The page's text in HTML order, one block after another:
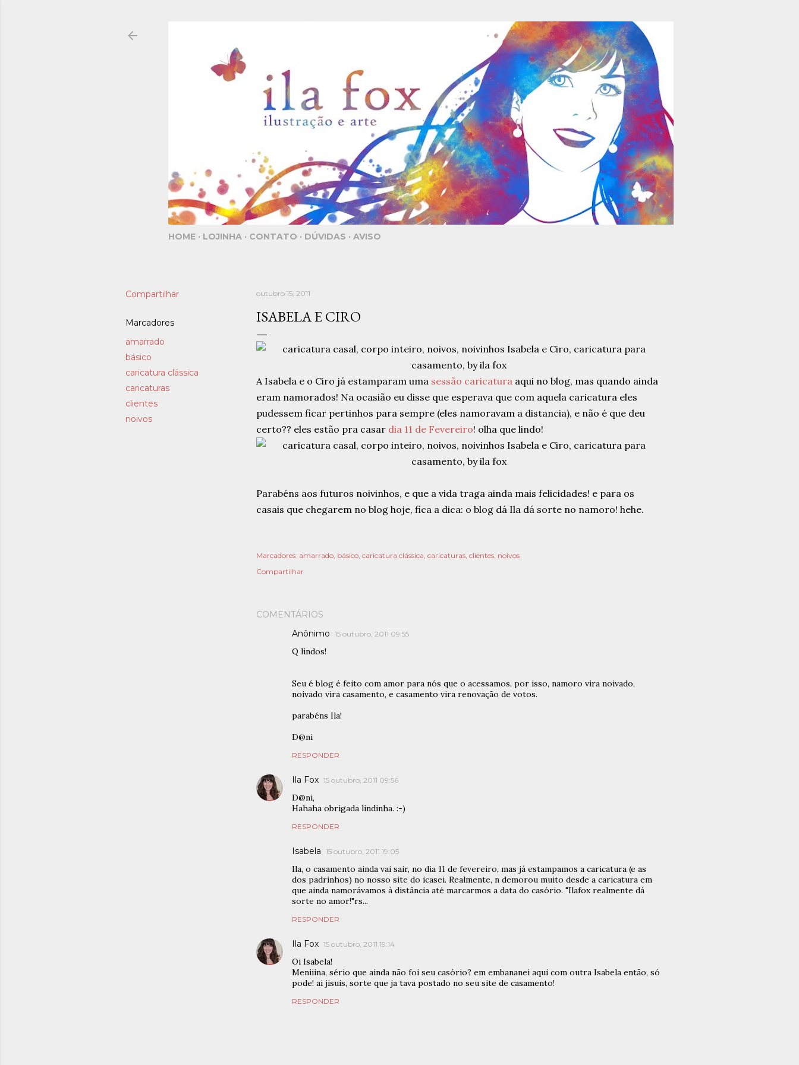
HOME LOJINHA CONTATO DÚVIDAS AVISO
Compartilhar
Marcadores
amarrado
básico
caricatura clássica
caricaturas
clientes
noivos
outubro 15, 2011
ISABELA E CIRO
A Isabela e o Ciro já estamparam uma sessão caricatura aqui no blog, mas quando ainda
eram namorados! Na ocasião eu disse que esperava que com aquela caricatura eles
pudessem ficar pertinhos para sempre (eles namoravam a distancia), e não é que deu
certo?? eles estão pra casar dia 11 de Fevereiro! olha que lindo!
Parabéns aos futuros noivinhos, e que a vida traga ainda mais felicidades! e para os
casais que chegarem no blog hoje, fica a dica: o blog dá Ila dá sorte no namoro! hehe.
Marcadores: amarrado básico caricatura clássica caricaturas clientes noivos
Compartilhar
COMENTÁRIOS
Anônimo 15 outubro, 2011 09:55
Q lindos!
Seu é blog é feito com amor para nós que o acessamos, por isso, namoro vira noivado,
noivado vira casamento, e casamento vira renovação de votos.
parabéns Ila!
D@ni
RESPONDER
Ila Fox 15 outubro, 2011 09:56
D@ni,
Hahaha obrigada lindinha. :-)
RESPONDER
Isabela 15 outubro, 2011 19:05
Ila, o casamento ainda vai sair, no dia 11 de fevereiro, mas já estampamos a caricatura (e as
dos padrinhos) no nosso site do icasei. Realmente, n demorou muito desde a caricatura em
que ainda namorávamos à distância até marcarmos a data do casório. "Ilafox realmente dá
sorte no amor!"rs...
RESPONDER
Ila Fox 15 outubro, 2011 19:14
Oi Isabela!
Meniiina, sério que ainda não foi seu casório? em embananei aqui com outra Isabela então, só
pode! ai jisuis, sorte que ja tava postado no seu site de casamento!
RESPONDER